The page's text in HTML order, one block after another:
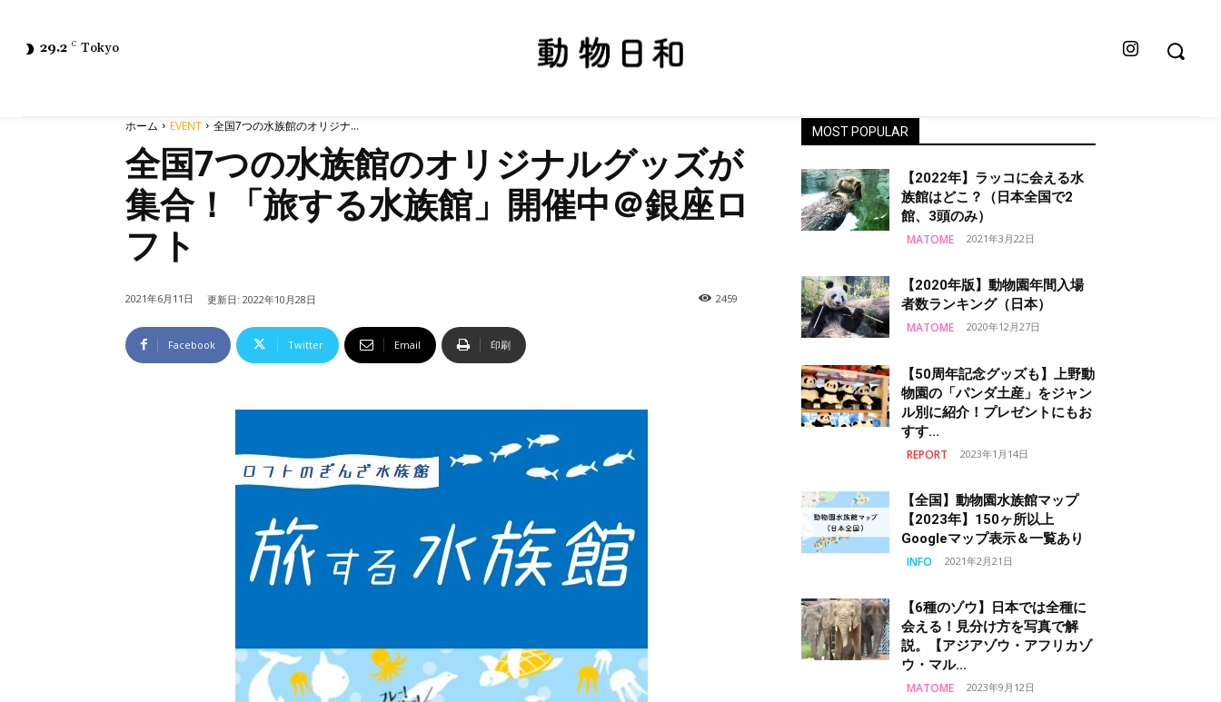
29.2 C Tokyo
ホーム EVENT 全国7つの水族館のオリジナ...
全国7つの水族館のオリジナルグッズが
集合！「旅する水族館」開催中＠銀座ロ
フト
2021年6月11日 更新日: 2022年10月28日 2459
Facebook Twitter Email 印刷
MOST POPULAR
【2022年】ラッコに会える水
族館はどこ？（日本全国で2
館、3頭のみ）
MATOME 2021年3月22日
【2020年版】動物園年間入場
者数ランキング（日本）
MATOME 2020年12月27日
【50周年記念グッズも】上野動
物園の「パンダ土産」をジャン
ル別に紹介！プレゼントにもお
すす...
REPORT 2023年1月14日
【全国】動物園水族館マップ
【2023年】150ヶ所以上
Googleマップ表示＆一覧あり
INFO 2021年2月21日
【6種のゾウ】日本では全種に
会える！見分け方を写真で解
説。【アジアゾウ・アフリカゾ
ウ・マル...
MATOME 2023年9月12日